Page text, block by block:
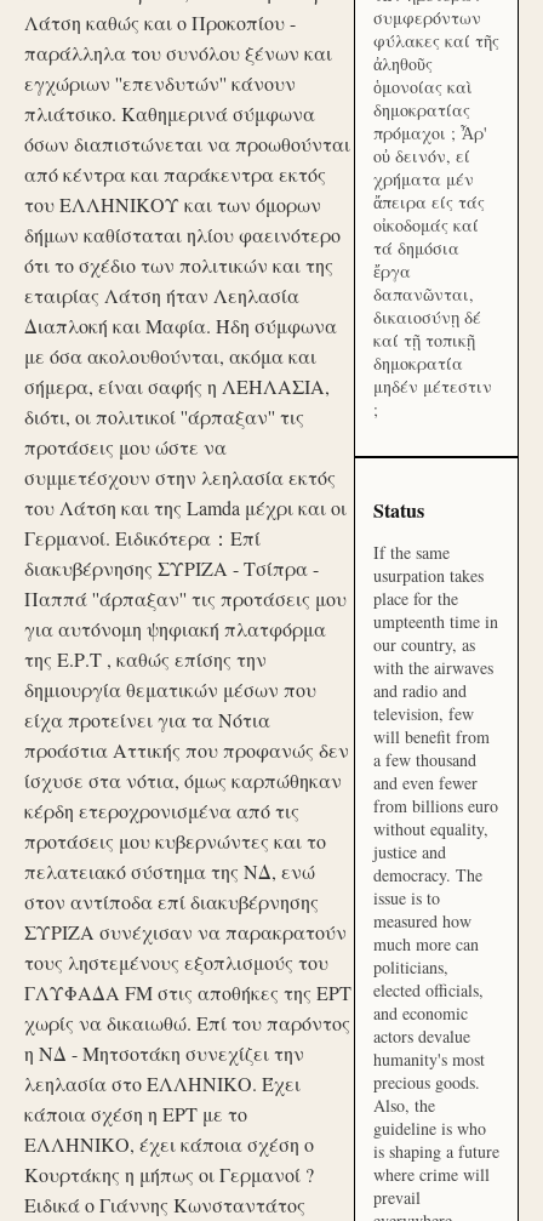
Λάτση καθώς και ο Προκοπίου -
παράλληλα του συνόλου ξένων και
εγχώριων ''επενδυτών'' κάνουν
πλιάτσικο. Καθημερινά σύμφωνα
όσων διαπιστώνεται να προωθούνται
από κέντρα και παράκεντρα εκτός
του ΕΛΛΗΝΙΚΟΥ και των όμορων
δήμων καθίσταται ηλίου φαεινότερο
ότι το σχέδιο των πολιτικών και της
εταιρίας Λάτση ήταν Λεηλασία
Διαπλοκή και Μαφία. Ήδη σύμφωνα
με όσα ακολουθούνται, ακόμα και
σήμερα, είναι σαφής η ΛΕΗΛΑΣΙΑ,
διότι, οι πολιτικοί ''άρπαξαν'' τις
προτάσεις μου ώστε να
συμμετέσχουν στην λεηλασία εκτός
του Λάτση και της Lamda μέχρι και οι
Γερμανοί. Ειδικότερα：Επί
διακυβέρνησης ΣΥΡΙΖΑ - Τσίπρα -
Παππά ''άρπαξαν'' τις προτάσεις μου
για αυτόνομη ψηφιακή πλατφόρμα
της Ε.Ρ.Τ , καθώς επίσης την
δημιουργία θεματικών μέσων που
είχα προτείνει για τα Νότια
προάστια Αττικής που προφανώς δεν
ίσχυσε στα νότια, όμως καρπώθηκαν
κέρδη ετεροχρονισμένα από τις
προτάσεις μου κυβερνώντες και το
πελατειακό σύστημα της ΝΔ, ενώ
στον αντίποδα επί διακυβέρνησης
ΣΥΡΙΖΑ συνέχισαν να παρακρατούν
τους ληστεμένους εξοπλισμούς του
ΓΛΥΦΑΔΑ FM στις αποθήκες της ΕΡΤ
χωρίς να δικαιωθώ. Επί του παρόντος
η ΝΔ - Μητσοτάκη συνεχίζει την
λεηλασία στο ΕΛΛΗΝΙΚΟ. Έχει
κάποια σχέση η ΕΡΤ με το
ΕΛΛΗΝΙΚΟ, έχει κάποια σχέση ο
Κουρτάκης η μήπως οι Γερμανοί ?
Ειδικά ο Γιάννης Κωνσταντάτος
συμφερόντων
φύλακες καί τῆς
ἀληθοῦς
ὁμονοίας καὶ
δημοκρατίας
πρόμαχοι ; Ἆρ'
οὐ δεινόν, εί
χρήματα μέν
ἄπειρα είς τάς
οἰκοδομάς καί
τά δημόσια
ἔργα
δαπανῶνται,
δικαιοσύνῃ δέ
καί τῇ τοπικῇ
δημοκρατία
μηδέν μέτεστιν
;
Status
If the same
usurpation takes
place for the
umpteenth time in
our country, as
with the airwaves
and radio and
television, few
will benefit from
a few thousand
and even fewer
from billions euro
without equality,
justice and
democracy. The
issue is to
measured how
much more can
politicians,
elected officials,
and economic
actors devalue
humanity's most
precious goods.
Also, the
guideline is who
is shaping a future
where crime will
prevail